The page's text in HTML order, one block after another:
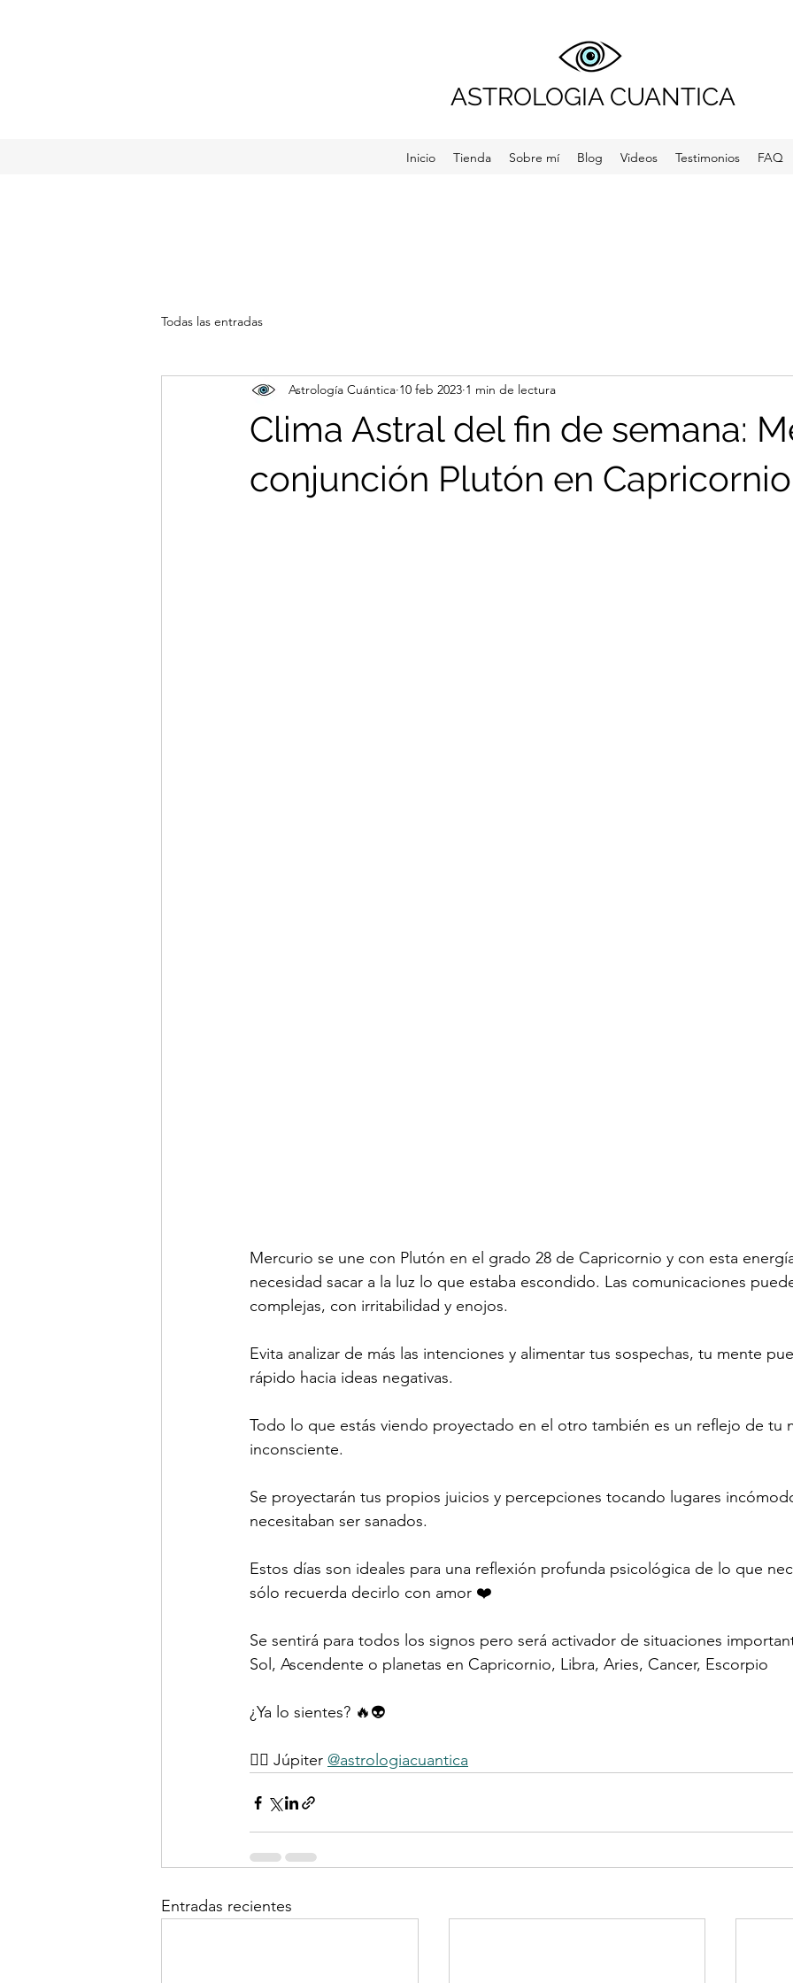
ASTROLOGIA CUANTICA
Inicio Tienda Sobre mí Blog Videos Testimonios FAQ
Todas las entradas
Clima Astral del fin de semana:
conjunción Plutón en Capricornio
Astrología Cuántica 10 feb 2023 1 min de lectura
Mercurio se une con Plutón en el grado 28 de Capricornio y con esta
necesidad sacar a la luz lo que estaba escondido. Las comunicaciones
complejas, con irritabilidad y enojos.
Evita analizar de más las intenciones y alimentar tus sospechas, tu mente
rápido hacia ideas negativas.
Todo lo que estás viendo proyectado en el otro también es un reflejo de tu
inconsciente.
Se proyectarán tus propios juicios y percepciones tocando lugares
necesitaban ser sanados.
Estos días son ideales para una reflexión profunda psicológica de lo que
sólo recuerda decirlo con amor ❤️
Se sentirá para todos los signos pero será activador de situaciones
Sol, Ascendente o planetas en Capricornio, Libra, Aries, Cancer, Escorpio
¿Ya lo sientes? 🔥👽
✍🏻 Júpiter @astrologiacuantica
Entradas recientes